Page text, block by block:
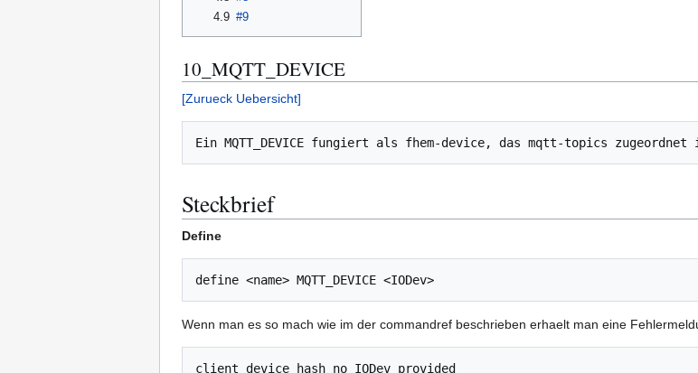
4.9 #9
10_MQTT_DEVICE
[Zurueck Uebersicht]
Steckbrief
Define
Wenn man es so mach wie im der commandref beschrieben erhaelt man eine